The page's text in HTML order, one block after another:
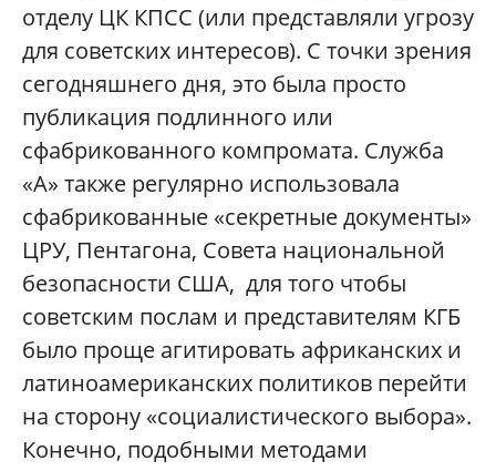
отделу ЦК КПСС (или представляли угрозу
для советских интересов). С точки зрения
сегодняшнего дня, это была просто
публикация подлинного или
сфабрикованного компромата. Служба
«А» также регулярно использовала
сфабрикованные «секретные документы»
ЦРУ, Пентагона, Совета национальной
безопасности США, для того чтобы
советским послам и представителям КГБ
было проще агитировать африканских и
латиноамериканских политиков перейти
на сторону «социалистического выбора».
Конечно, подобными методами